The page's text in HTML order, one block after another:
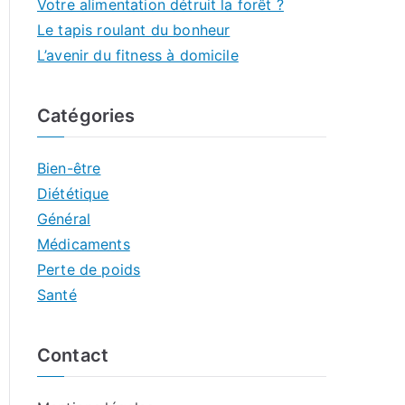
Votre alimentation détruit la forêt ?
Le tapis roulant du bonheur
L’avenir du fitness à domicile
Catégories
Bien-être
Diététique
Général
Médicaments
Perte de poids
Santé
Contact